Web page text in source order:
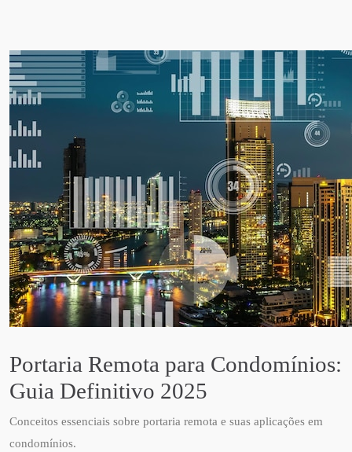
Portaria Remota para Condomínios:
Guia Definitivo 2025
Conceitos essenciais sobre portaria remota e suas aplicações em
condomínios.